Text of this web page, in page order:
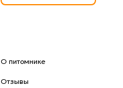
О питомнике
Отзывы